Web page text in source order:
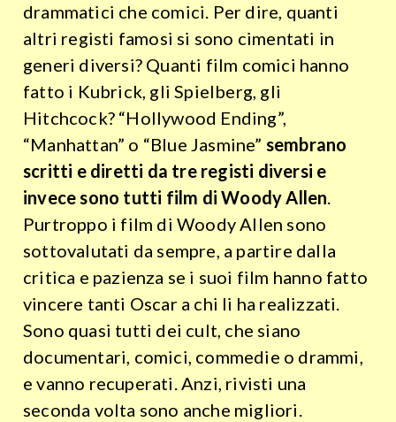
drammatici che comici. Per dire, quanti
altri registi famosi si sono cimentati in
generi diversi? Quanti film comici hanno
fatto i Kubrick, gli Spielberg, gli
Hitchcock? “Hollywood Ending”,
“Manhattan” o “Blue Jasmine” sembrano
scritti e diretti da tre registi diversi e
invece sono tutti film di Woody Allen.
Purtroppo i film di Woody Allen sono
sottovalutati da sempre, a partire dalla
critica e pazienza se i suoi film hanno fatto
vincere tanti Oscar a chi li ha realizzati.
Sono quasi tutti dei cult, che siano
documentari, comici, commedie o drammi,
e vanno recuperati. Anzi, rivisti una
seconda volta sono anche migliori.